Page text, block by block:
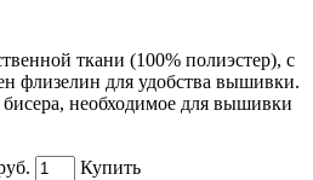
ткани (100% полиэстер), с
флизелин для удобства вышивки.
необходимое для вышивки
Купить